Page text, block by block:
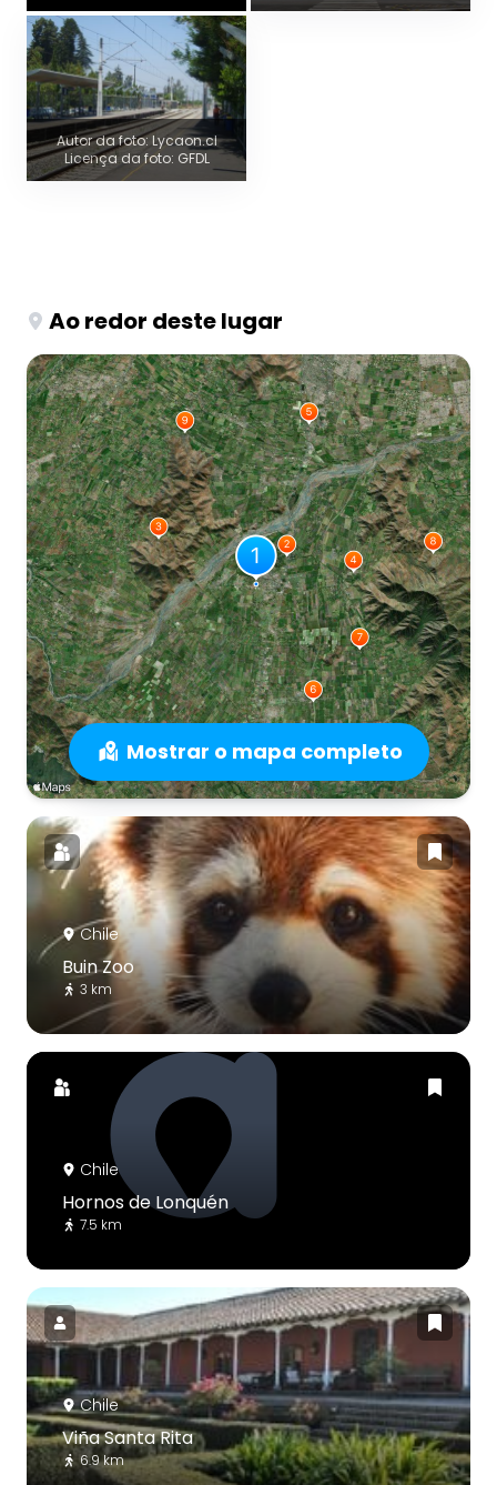
Autor da foto: Lycaon.cl
Licença da foto: GFDL
Ao redor deste lugar
Mostrar o mapa completo
Chile
Buin Zoo
3 km
Chile
Hornos de Lonquén
7.5 km
Chile
Viña Santa Rita
6.9 km